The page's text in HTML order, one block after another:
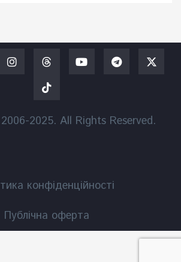
2025. All Rights Reserved.
конфіденційності
Публічна оферта